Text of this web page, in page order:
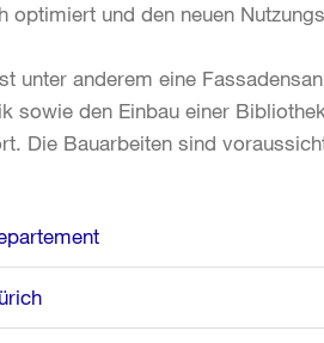
optimiert und den neuen
unter anderem eine
sowie den Einbau einer
Die Bauarbeiten sind